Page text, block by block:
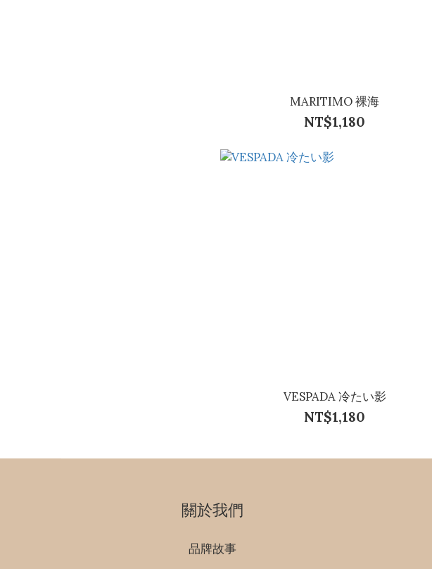
MARITIMO 裸海
NT$1,180
VESPADA 冷たい影
NT$1,180
關於我們
品牌故事